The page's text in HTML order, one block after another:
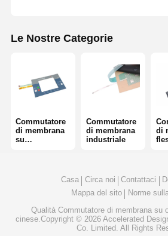
Commutatore del pannello della
Circuiti in PET
Assemblaggio a cupola di metallo
Le Nostre Categorie
Commutatore
di membrana
su
Commutatore
di membrana
industriale
di
Casa Circa noi Contattaci
Mappa del sito
Norme
Qualità Commutatore di membrana su
cinese.Copyright © 2026 Accelerated
Co. Limited. All Rights